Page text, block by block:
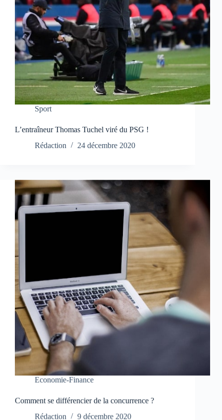
Sport
L’entraîneur Thomas Tuchel viré du PSG !
Rédaction
24 décembre 2020
Economie-Finance
Comment se différencier de la concurrence ?
Rédaction
9 décembre 2020